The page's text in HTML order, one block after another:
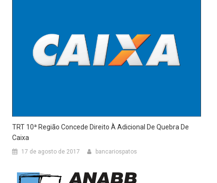
TRT 10ª Região Concede Direito À Adicional De Quebra De
Caixa
17 de agosto de 2017 bancariospatos